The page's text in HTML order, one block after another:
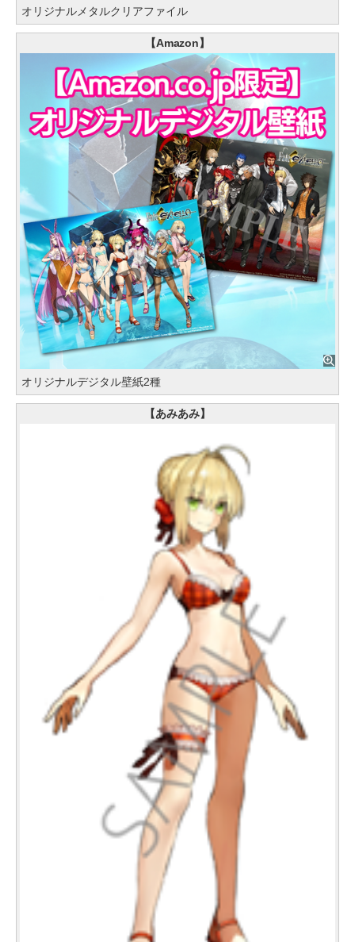
オリジナルメタルクリアファイル
【Amazon】
オリジナルデジタル壁紙2種
【あみあみ】